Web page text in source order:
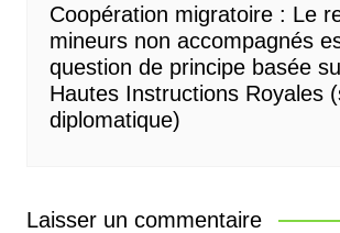
Coopération migratoire : Le
mineurs non accompagnés
question de principe basée
Hautes Instructions Royales
diplomatique)
Laisser un commentaire